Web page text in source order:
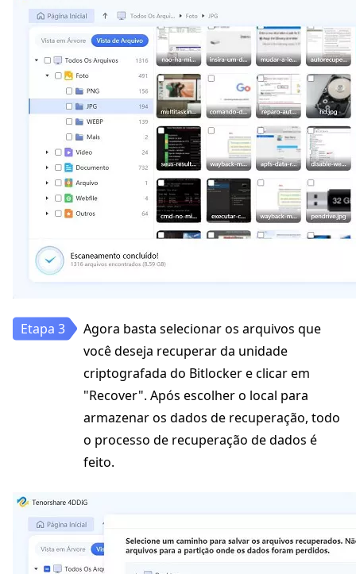
Agora basta selecionar os arquivos que
você deseja recuperar da unidade
criptografada do Bitlocker e clicar em
"Recover". Após escolher o local para
armazenar os dados de recuperação, todo
o processo de recuperação de dados é
feito.